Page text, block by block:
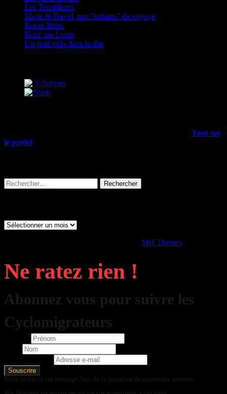
Les Terrailleurs
Marie & David, nos "enfants" de voyage
Roues libres
Roul' ma Loute
Un petit vélo dans la tête
Tout sur
le projet
Rechercher :
Archives
MH Themes
Ne ratez rien !
Abonnez vous pour suivre les
Cyclomigrateurs
Vous recevrez un message lors de la parution de nouveaux articles.